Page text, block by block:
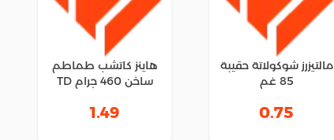
مالتيزرز شوكولاتة حقيبة
85 غم
0.75
هاينز كاتشب طماطم
ساخن 460 جرام TD
1.49